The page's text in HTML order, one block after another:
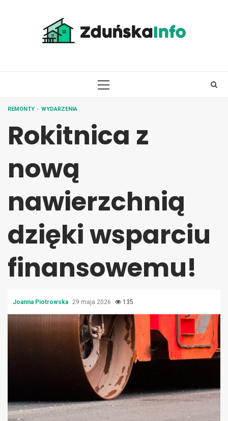
PRIMARY
REMONTY WYDARZENIA
Rokitnica z
nową
nawierzchnią
dzięki wsparciu
finansowemu!
Joanna Piotrowska 29 maja 2026 135